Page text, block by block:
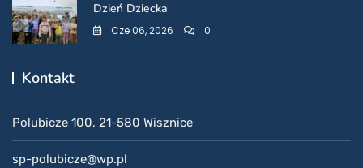
Dzień Dziecka
Cze 06, 2026 0
Kontakt
Polubicze 100, 21-580 Wisznice
sp-polubicze@wp.pl